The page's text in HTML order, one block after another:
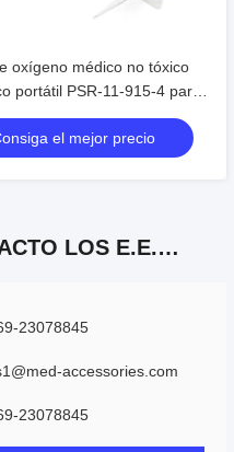
oxígeno médico no tóxico
portátil PSR-11-915-4 para
ADU
el mejor precio
CONTACTO LOS E.E.U.U.
23078845
accessories.com
23078845